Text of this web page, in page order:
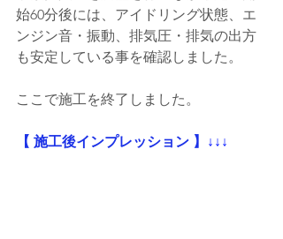
始60分後には、アイドリング状態、エ
ンジン音・振動、排気圧・排気の出方
も安定している事を確認しました。
ここで施工を終了しました。
【 施工後インプレッション 】 ↓↓↓